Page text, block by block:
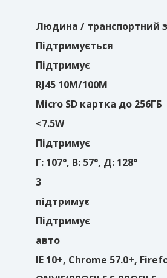
Людина / транспортний
Підтримується
Підтримує
RJ45 10M/100M
Micro SD картка до 256ГБ
<7.5W
Підтримує
Г: 107°, В: 57°, Д: 128°
3
підтримує
Підтримує
авто
IE 10+, Chrome 57.0+,